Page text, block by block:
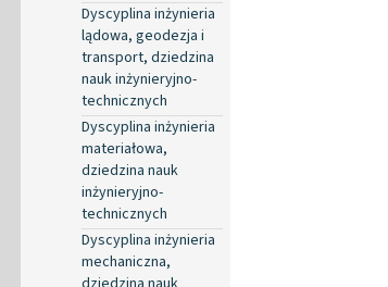
Dyscyplina inżynieria
lądowa, geodezja i
transport, dziedzina
nauk inżynieryjno-
technicznych
Dyscyplina inżynieria
materiałowa,
dziedzina nauk
inżynieryjno-
technicznych
Dyscyplina inżynieria
mechaniczna,